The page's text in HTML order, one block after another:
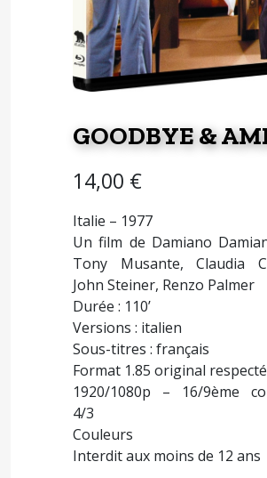
GOODBYE &
14,00 €
Italie – 1977
Un film de Damiano
Tony Musante, Claudia
John Steiner, Renzo Palmer
Durée : 110’
Versions : italien
Sous-titres : français
Format 1.85 original respecté
1920/1080p – 16/9ème
4/3
Couleurs
Interdit aux moins de 12 ans